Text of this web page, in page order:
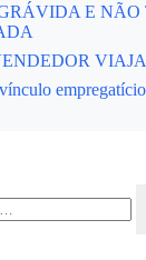
E NÃO